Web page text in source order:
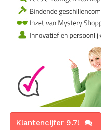
Klantencijfer 9.7!